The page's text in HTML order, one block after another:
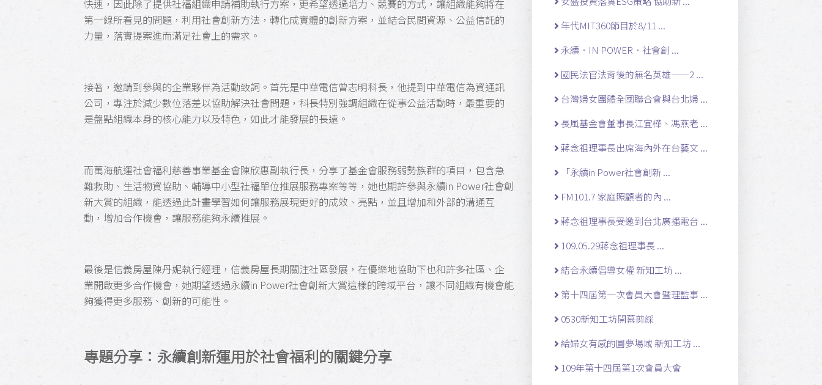
快速，因此除了提供社福組織申請補助執行方案，更希望透過培力、競賽的方式，讓組織能夠將在
第一線所看見的問題，利用社會創新方法，轉化成實體的創新方案，並結合民間資源、公益信託的
力量，落實提案進而滿足社會上的需求。
接著，邀請到參與的企業夥伴為活動致詞。首先是中華電信曾志明科長，他提到中華電信為資通訊
公司，專注於減少數位落差以協助解決社會問題，科長特別強調組織在從事公益活動時，最重要的
是盤點組織本身的核心能力以及特色，如此才能發展的長遠。
而萬海航運社會福利慈善事業基金會陳欣惠副執行長，分享了基金會服務弱勢族群的項目，包含急
難救助、生活物資協助、輔導中小型社福單位推展服務專案等等，她也期許參與永續in Power社會創
新大賞的組織，能透過此計畫學習如何讓服務展現更好的成效、亮點，並且增加和外部的溝通互
動，增加合作機會，讓服務能夠永續推展。
最後是信義房屋陳丹妮執行經理，信義房屋長期關注社區發展，在優樂地協助下也和許多社區、企
業開啟更多合作機會，她期望透過永續in Power社會創新大賞這樣的跨域平台，讓不同組織有機會能
夠獲得更多服務、創新的可能性。
專題分享：永續創新運用於社會福利的關鍵分享
年代MIT360節目於8/11 ...
永續．IN POWER．社會創 ...
國民法官法背後的無名英雄——2 ...
台灣婦女團體全國聯合會與台北婦 ...
長風基金會董事長江宜樺、馮燕老 ...
蔣念祖理事長出席海內外在台藝文 ...
「永續in Power社會創新 ...
FM101.7 家庭照顧者的內 ...
蔣念祖理事長受邀到台北廣播電台 ...
109.05.29蔣念祖理事長 ...
結合永續倡導女權 新知工坊 ...
第十四屆第一次會員大會暨理監事 ...
0530新知工坊開幕剪綵
給婦女有感的圓夢場域 新知工坊 ...
109年第十四屆第1次會員大會